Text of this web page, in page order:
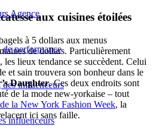
Agence
performance
influenceurs
influenceurs
aux cuisines étoilées
à 5 dollars aux menus
de dollars. Particulièrement
lieux tendance se succèdent. Celui
et sain trouvera son bonheur dans le
Daughter. Ces deux endroits sont
de la mode new-yorkaise – tout
la New York Fashion Week, la
ici sans faille.